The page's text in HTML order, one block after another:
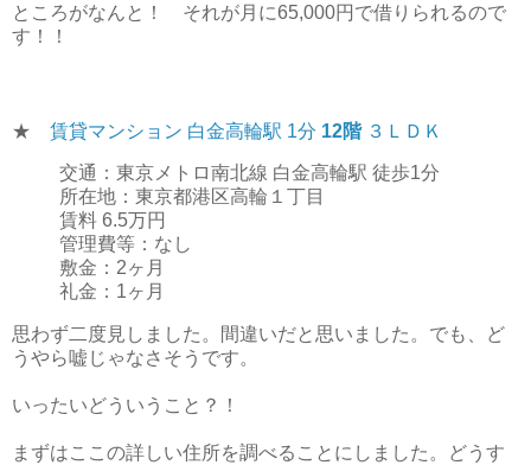
ところがなんと！ それが月に65,000円で借りられるので
す！！
★ 賃貸マンション 白金高輪駅 1分 12階 ３ＬＤＫ
交通：東京メトロ南北線 白金高輪駅 徒歩1分
所在地：東京都港区高輪１丁目
賃料 6.5万円
管理費等：なし
敷金：2ヶ月
礼金：1ヶ月
思わず二度見しました。間違いだと思いました。でも、ど
うやら嘘じゃなさそうです。
いったいどういうこと？！
まずはここの詳しい住所を調べることにしました。どうす